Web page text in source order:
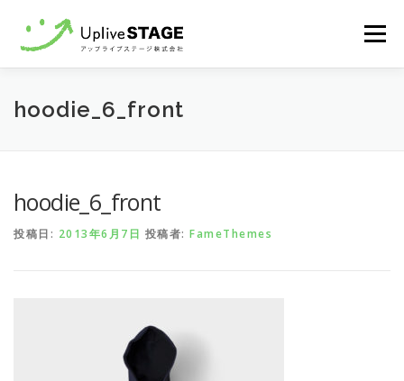
メニ
Home recruit Contact
hoodie_6_front
hoodie_6_front
投稿日: 2013年6月7日 投稿者: FameThemes